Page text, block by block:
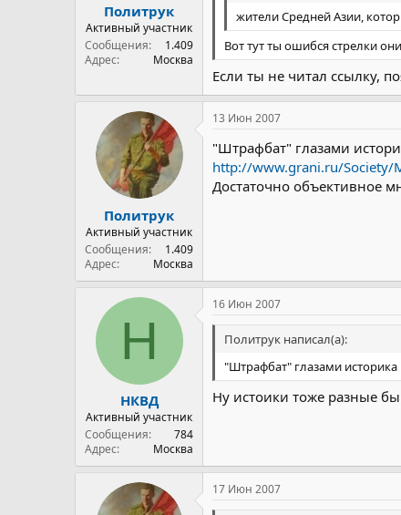
Политрук
Активный участник
Сообщения
1.409
Адрес
Москва
жители Средней Азии,
Вот тут ты ошибся стрелки
Если ты не читал ссылку,
Политрук
Активный участник
Сообщения
1.409
Адрес
Москва
13 Июн 2007
"Штрафбат" глазами
http://www.grani.ru/Society/
Достаточно объективное
Н
НКВД
Активный участник
Сообщения
784
Адрес
Москва
16 Июн 2007
Политрук написал(а):
"Штрафбат" глазами историка
Ну истоики тоже разные
17 Июн 2007